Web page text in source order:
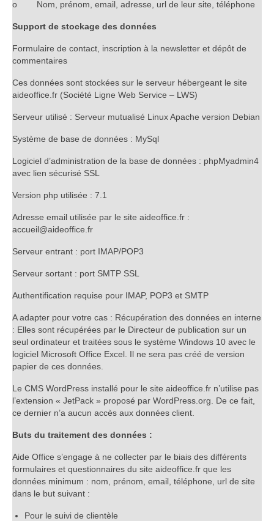
o Nom, prénom, email, adresse, url de leur site, téléphone
Support de stockage des données
Formulaire de contact, inscription à la newsletter et dépôt de
commentaires
Ces données sont stockées sur le serveur hébergeant le site
aideoffice.fr (Société Ligne Web Service – LWS)
Serveur utilisé : Serveur mutualisé Linux Apache version Debian
Système de base de données : MySql
Logiciel d’administration de la base de données : phpMyadmin4
avec lien sécurisé SSL
Version php utilisée : 7.1
Adresse email utilisée par le site aideoffice.fr :
accueil@aideoffice.fr
Serveur entrant : port IMAP/POP3
Serveur sortant : port SMTP SSL
Authentification requise pour IMAP, POP3 et SMTP
A adapter pour votre cas : Récupération des données en interne
: Elles sont récupérées par le Directeur de publication sur un
seul ordinateur et traitées sous le système Windows 10 avec le
logiciel Microsoft Office Excel. Il ne sera pas créé de version
papier de ces données.
Le CMS WordPress installé pour le site aideoffice.fr n’utilise pas
l’extension « JetPack » proposé par WordPress.org. De ce fait,
ce dernier n’a aucun accès aux données client.
Buts du traitement des données :
Aide Office s’engage à ne collecter par le biais des différents
formulaires et questionnaires du site aideoffice.fr que les
données minimum : nom, prénom, email, téléphone, url de site
dans le but suivant :
Pour le suivi de clientèle